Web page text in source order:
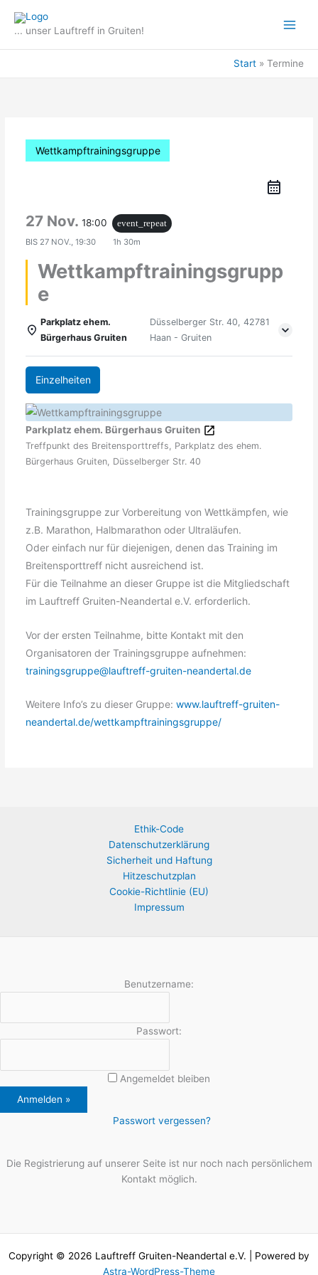
Inhalt
... unser Lauftreff in Gruiten!
Start Termine
Wettkampftrainingsgruppe
27 Nov.18:00
event_repeat
BIS 27 NOV., 19:30 1h 30m
Wettkampftrainingsgrupp
e
Parkplatz ehem.
Bürgerhaus Gruiten
Düsselberger Str. 40, 42781
Haan - Gruiten
Einzelheiten
Parkplatz ehem. Bürgerhaus Gruiten
Treffpunkt des Breitensporttreffs, Parkplatz des ehem.
Bürgerhaus Gruiten, Düsselberger Str. 40
Trainingsgruppe zur Vorbereitung von Wettkämpfen, wie
z.B. Marathon, Halbmarathon oder Ultraläufen.
Oder einfach nur für diejenigen, denen das Training im
Breitensporttreff nicht ausreichend ist.
Für die Teilnahme an dieser Gruppe ist die Mitgliedschaft
im Lauftreff Gruiten-Neandertal e.V. erforderlich.
Vor der ersten Teilnahme, bitte Kontakt mit den
Organisatoren der Trainingsgruppe aufnehmen:
trainingsgruppe@lauftreff-gruiten-neandertal.de
Weitere Info’s zu dieser Gruppe:www.lauftreff-gruiten-
neandertal.de/wettkampftrainingsgruppe/
Ethik-Code
Datenschutzerklärung
Sicherheit und Haftung
Hitzeschutzplan
Cookie-Richtlinie (EU)
Impressum
Benutzername:
Passwort:
Angemeldet bleiben
Passwort vergessen?
Die Registrierung auf unserer Seite ist nur noch nach persönlichem
Kontakt möglich.
Copyright © 2026 Lauftreff Gruiten-Neandertal e.V. | Powered by
Astra-WordPress-Theme